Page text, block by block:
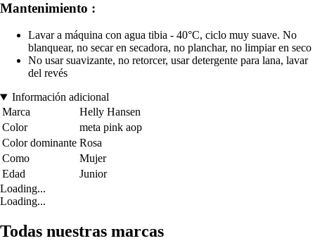
Mantenimiento :
Lavar a máquina con agua tibia - 40°C, ciclo muy suave. No
blanquear, no secar en secadora, no planchar, no limpiar en seco
No usar suavizante, no retorcer, usar detergente para lana, lavar
del revés
Información adicional
Marca
Helly Hansen
Color
meta pink aop
Color dominante Rosa
Como
Mujer
Edad
Junior
Loading...
Loading...
Todas nuestras marcas